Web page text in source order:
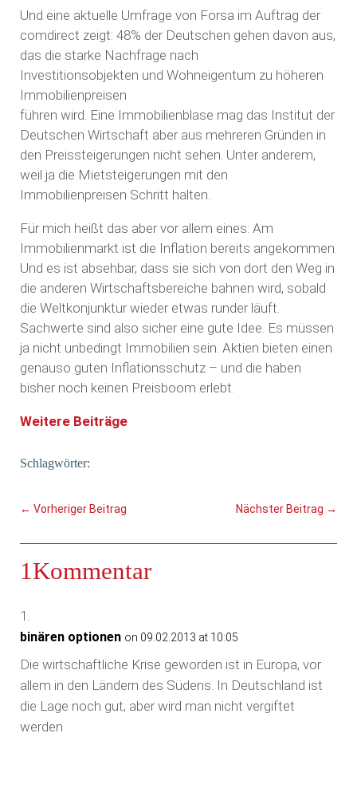
Und eine aktuelle Umfrage von Forsa im Auftrag der
comdirect zeigt: 48% der Deutschen gehen davon aus,
das die starke Nachfrage nach
Investitionsobjekten und Wohneigentum zu höheren
Immobilienpreisen
führen wird. Eine Immobilienblase mag das Institut der
Deutschen Wirtschaft aber aus mehreren Gründen in
den Preissteigerungen nicht sehen. Unter anderem,
weil ja die Mietsteigerungen mit den
Immobilienpreisen Schritt halten.
Für mich heißt das aber vor allem eines: Am
Immobilienmarkt ist die Inflation bereits angekommen.
Und es ist absehbar, dass sie sich von dort den Weg in
die anderen Wirtschaftsbereiche bahnen wird, sobald
die Weltkonjunktur wieder etwas runder läuft.
Sachwerte sind also sicher eine gute Idee. Es müssen
ja nicht unbedingt Immobilien sein. Aktien bieten einen
genauso guten Inflationsschutz – und die haben
bisher noch keinen Preisboom erlebt.
Weitere Beiträge
Schlagwörter:
← Vorheriger Beitrag Nächster Beitrag →
1Kommentar
binären optionen on 09.02.2013 at 10:05
Die wirtschaftliche Krise geworden ist in Europa, vor
allem in den Ländern des Südens. In Deutschland ist
die Lage noch gut, aber wird man nicht vergiftet
werden